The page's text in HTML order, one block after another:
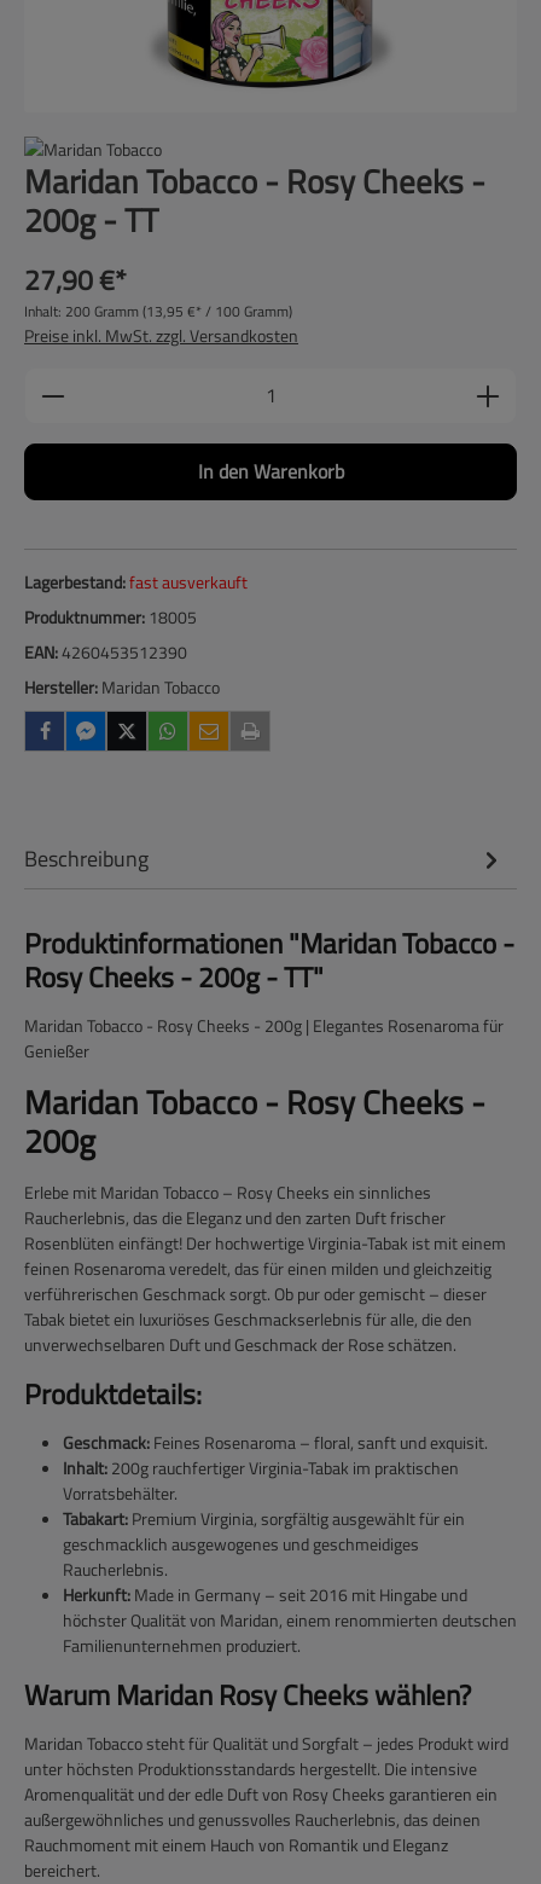
Maridan Tobacco - Rosy Cheeks -
200g - TT
27,90 €*
Inhalt: 200 Gramm (13,95 €* / 100 Gramm)
Preise inkl. MwSt. zzgl. Versandkosten
Produkt Anzahl: Gib den gewünschten
In den Warenkorb
Lagerbestand:fast ausverkauft
Produktnummer: 18005
EAN:4260453512390
Hersteller:Maridan Tobacco
Beschreibung
Produktinformationen "Maridan Tobacco -
Rosy Cheeks - 200g - TT"
Maridan Tobacco - Rosy Cheeks - 200g | Elegantes Rosenaroma für
Genießer
Maridan Tobacco - Rosy Cheeks -
200g
Erlebe mit Maridan Tobacco – Rosy Cheeks ein sinnliches
Raucherlebnis, das die Eleganz und den zarten Duft frischer
Rosenblüten einfängt! Der hochwertige Virginia-Tabak ist mit einem
feinen Rosenaroma veredelt, das für einen milden und gleichzeitig
verführerischen Geschmack sorgt. Ob pur oder gemischt – dieser
Tabak bietet ein luxuriöses Geschmackserlebnis für alle, die den
unverwechselbaren Duft und Geschmack der Rose schätzen.
Produktdetails:
Geschmack:Feines Rosenaroma – floral, sanft und exquisit.
Inhalt:200g rauchfertiger Virginia-Tabak im praktischen
Vorratsbehälter.
Tabakart:Premium Virginia, sorgfältig ausgewählt für ein
geschmacklich ausgewogenes und geschmeidiges
Raucherlebnis.
Herkunft:Made in Germany – seit 2016 mit Hingabe und
höchster Qualität von Maridan, einem renommierten deutschen
Familienunternehmen produziert.
Warum Maridan Rosy Cheeks wählen?
Maridan Tobacco steht für Qualität und Sorgfalt – jedes Produkt wird
unter höchsten Produktionsstandards hergestellt. Die intensive
Aromenqualität und der edle Duft von Rosy Cheeks garantieren ein
außergewöhnliches und genussvolles Raucherlebnis, das deinen
Rauchmoment mit einem Hauch von Romantik und Eleganz
bereichert.